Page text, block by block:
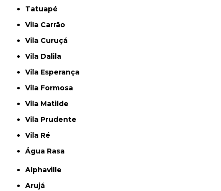
Tatuapé
Vila Carrão
Vila Curuçá
Vila Dalila
Vila Esperança
Vila Formosa
Vila Matilde
Vila Prudente
Vila Ré
Água Rasa
Alphaville
Arujá